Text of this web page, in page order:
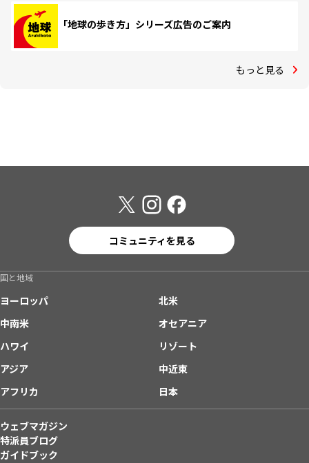
「地球の歩き方」シリーズ広告のご案内
もっと見る
コミュニティを見る
国と地域
ヨーロッパ
北米
中南米
オセアニア
ハワイ
リゾート
アジア
中近東
アフリカ
日本
ウェブマガジン
特派員ブログ
ガイドブック